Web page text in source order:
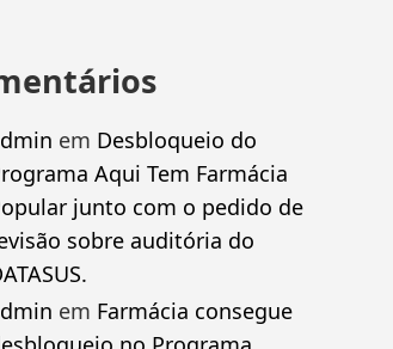
em Desbloqueio do
Aqui Tem Farmácia
junto com o pedido de
sobre auditória do
em Farmácia consegue